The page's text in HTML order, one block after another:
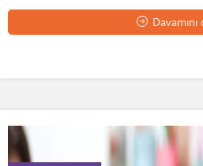
Davamını